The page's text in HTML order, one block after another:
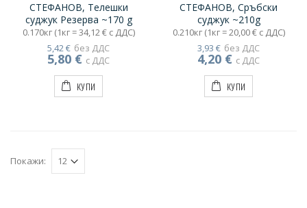
СТЕФАНОВ, Телешки
суджук Резерва ~170 g
0.170кг (1кг = 34,12 € с ДДС)
без ДДС
5,42 €
с ДДС
5,80 €
КУПИ
СТЕФАНОВ, Сръбски
суджук ~210g
0.210кг (1кг = 20,00 € с ДДС)
без ДДС
3,93 €
с ДДС
4,20 €
КУПИ
Покажи: